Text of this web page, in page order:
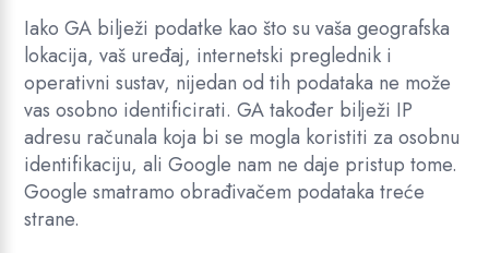
Iako GA bilježi podatke kao što su vaša geografska
lokacija, vaš uređaj, internetski preglednik i
operativni sustav, nijedan od tih podataka ne može
vas osobno identificirati. GA također bilježi IP
adresu računala koja bi se mogla koristiti za osobnu
identifikaciju, ali Google nam ne daje pristup tome.
Google smatramo obrađivačem podataka treće
strane.